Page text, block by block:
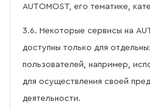
AUTOMOST, его тематике,
3.6. Некоторые сервисы на
доступны только для
пользователей, например,
для осуществления своей
деятельности.